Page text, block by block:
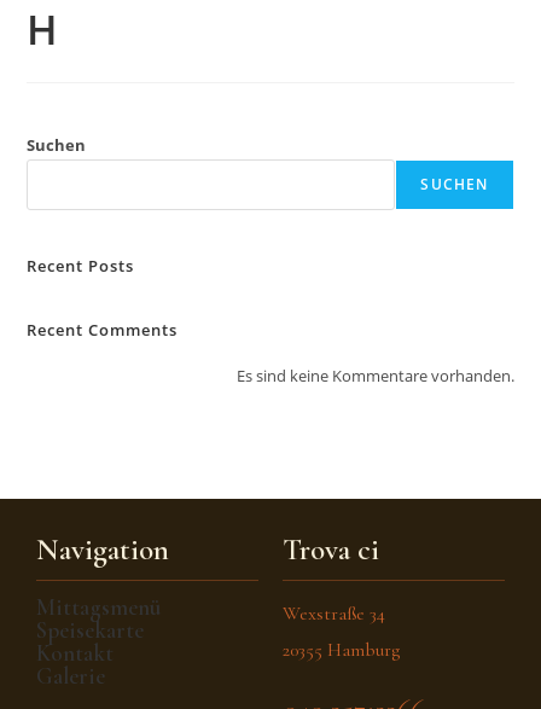
H
Suchen
SUCHEN
Recent Posts
Recent Comments
Es sind keine Kommentare vorhanden.
Navigation
Mittagsmenü
Speisekarte
Kontakt
Galerie
Trova ci
Wexstraße 34
20355 Hamburg